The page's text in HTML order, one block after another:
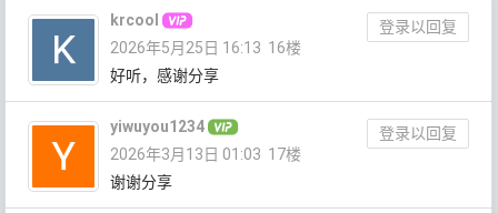
krcool
登录以回复
2026年5月25日 16:13 16楼
好听，感谢分享
yiwuyou1234
登录以回复
2026年3月13日 01:03 17楼
谢谢分享